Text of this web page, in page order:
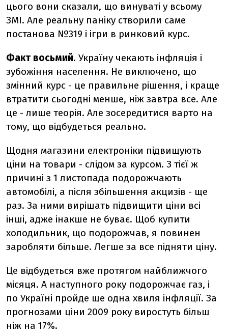
цього вони сказали, що винуваті у всьому
ЗМІ. Але реальну паніку створили саме
постанова №319 і ігри в ринковий курс.
Факт восьмий. Україну чекають інфляція і
зубожіння населення. Не виключено, що
змінний курс - це правильне рішення, і краще
втратити сьогодні менше, ніж завтра все. Але
це - лише теорія. Але зосередитися варто на
тому, що відбудеться реально.
Щодня магазини електроніки підвищують
ціни на товари - слідом за курсом. З тієї ж
причині з 1 листопада подорожчають
автомобілі, а після збільшення акцизів - ще
раз. За ними вирішать підвищити ціни всі
інші, адже інакше не буває. Щоб купити
холодильник, що подорожчав, я повинен
заробляти більше. Легше за все підняти ціну.
Це відбудеться вже протягом найближчого
місяця. А наступного року подорожчає газ, і
по Україні пройде ще одна хвиля інфляції. За
прогнозами ціни 2009 року виростуть більш
ніж на 17%.